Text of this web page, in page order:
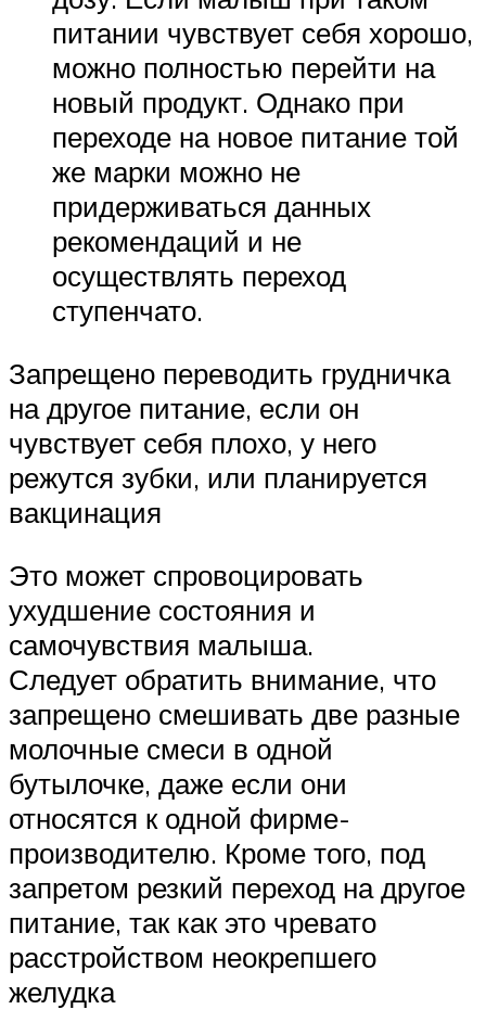
питании чувствует себя хорошо,
можно полностью перейти на
новый продукт. Однако при
переходе на новое питание той
же марки можно не
придерживаться данных
рекомендаций и не
осуществлять переход
ступенчато.
Запрещено переводить грудничка
на другое питание, если он
чувствует себя плохо, у него
режутся зубки, или планируется
вакцинация
Это может спровоцировать
ухудшение состояния и
самочувствия малыша.
Следует обратить внимание, что
запрещено смешивать две разные
молочные смеси в одной
бутылочке, даже если они
относятся к одной фирме-
производителю. Кроме того, под
запретом резкий переход на другое
питание, так как это чревато
расстройством неокрепшего
желудка